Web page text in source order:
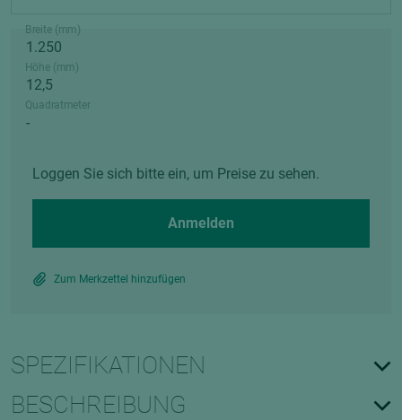
Breite (mm)
Höhe (mm)
Quadratmeter
Loggen Sie sich bitte ein, um Preise zu sehen.
Anmelden
Zum Merkzettel hinzufügen
SPEZIFIKATIONEN
BESCHREIBUNG